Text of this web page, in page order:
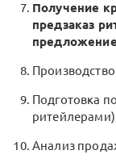
Получение
предзаказ
Подготовка
Анализ